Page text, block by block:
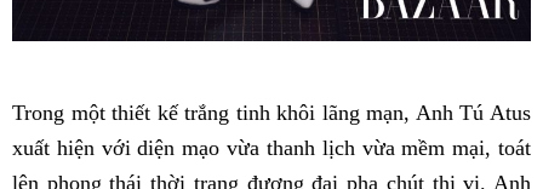
Trong một thiết kế trắng tinh khôi lãng mạn, Anh Tú Atus
xuất hiện với diện mạo vừa thanh lịch vừa mềm mại, toát
lên phong thái thời trang đương đại pha chút thi vị. Anh